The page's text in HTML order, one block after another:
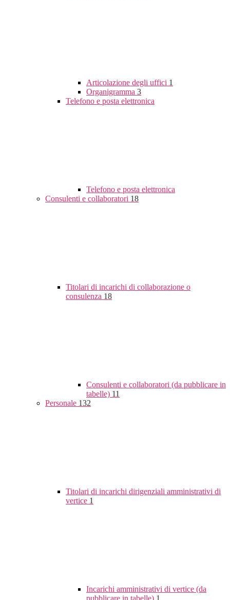
Articolazione degli uffici 1
Organigramma 3
Telefono e posta elettronica
Telefono e posta elettronica
Consulenti e collaboratori 18
Titolari di incarichi di collaborazione o
consulenza 18
Consulenti e collaboratori (da pubblicare in
tabelle) 11
Personale 132
Titolari di incarichi dirigenziali amministrativi di
vertice 1
Incarichi amministrativi di vertice (da